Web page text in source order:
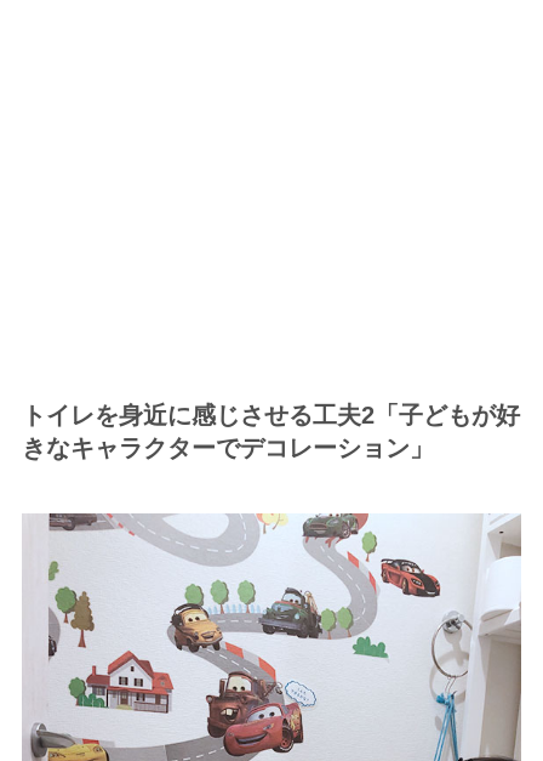
トイレを身近に感じさせる工夫2「子どもが好
きなキャラクターでデコレーション」